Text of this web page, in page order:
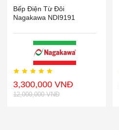
Bếp Điện Từ Đôi
Nagakawa NDI9191
3,300,000 VNĐ
12,000,000 VNĐ